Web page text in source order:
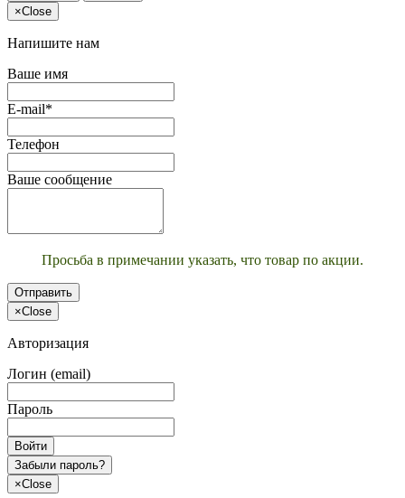
×Close
Напишите нам
Ваше имя
E-mail*
Телефон
Ваше сообщение
Просьба в примечании указать, что товар по акции.
Отправить
×Close
Авторизация
Логин (email)
Пароль
Войти
Забыли пароль?
×Close